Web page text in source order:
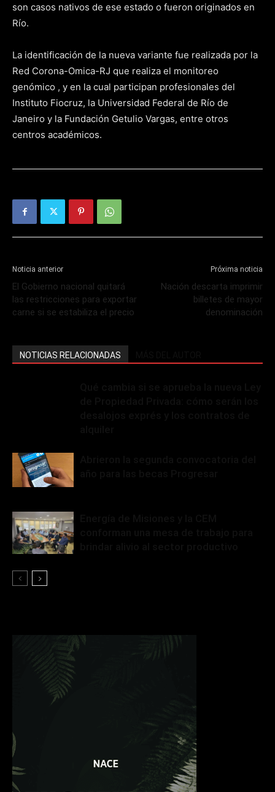
son casos nativos de ese estado o fueron originados en
Río.
La identificación de la nueva variante fue realizada por la
Red Corona-Omica-RJ que realiza el monitoreo
genómico , y en la cual participan profesionales del
Instituto Fiocruz, la Universidad Federal de Río de
Janeiro y la Fundación Getulio Vargas, entre otros
centros académicos.
Noticia anterior
El Gobierno nacional quitará
las restricciones para exportar
carne si se estabiliza el precio
Próxima noticia
Nación descarta imprimir
billetes de mayor
denominación
NOTICIAS RELACIONADAS